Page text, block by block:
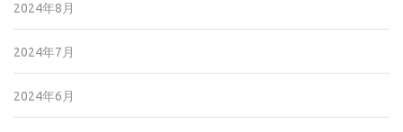
2024年8月
2024年7月
2024年6月